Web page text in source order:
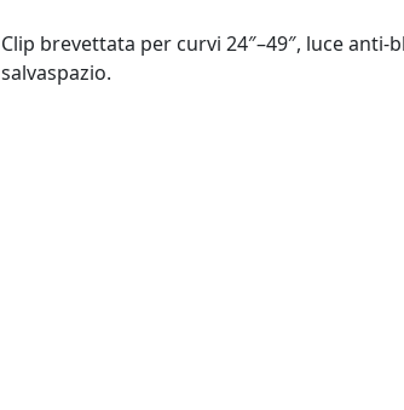
Clip brevettata per curvi 24″–49″, luce
salvaspazio.